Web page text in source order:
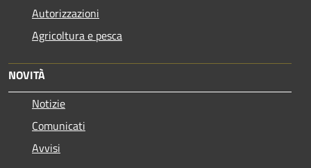
Autorizzazioni
Agricoltura e pesca
NOVITÀ
Notizie
Comunicati
Avvisi